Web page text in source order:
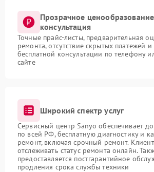
Прозрачное
консультация
Точные прайс-листы, предварительная
ремонта, отсутствие скрытых платежей
бесплатной консультации по телефону
сайте
Широкий спектр услуг
Сервисный центр Sanyo обеспечивает
по всей РФ, бесплатную диагностику и
ремонт, включая срочный ремонт.
отслеживать статус ремонта онлайн.
предоставляется постгарантийное
продления срока службы техники